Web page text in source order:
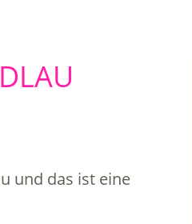
und das ist eine